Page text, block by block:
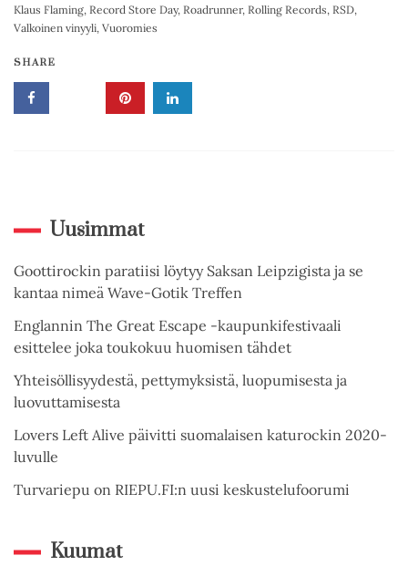
Klaus Flaming, Record Store Day, Roadrunner, Rolling Records, RSD,
Valkoinen vinyyli, Vuoromies
SHARE
Uusimmat
Goottirockin paratiisi löytyy Saksan Leipzigista ja se
kantaa nimeä Wave-Gotik Treffen
Englannin The Great Escape -kaupunkifestivaali
esittelee joka toukokuu huomisen tähdet
Yhteisöllisyydestä, pettymyksistä, luopumisesta ja
luovuttamisesta
Lovers Left Alive päivitti suomalaisen katurockin 2020-
luvulle
Turvariepu on RIEPU.FI:n uusi keskustelufoorumi
Kuumat